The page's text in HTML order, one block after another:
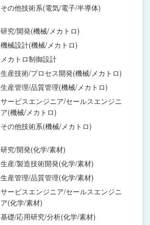
その他技術系(電気/電子/半導体)
研究/開発(機械/メカトロ)
機械設計(機械/メカトロ)
メカトロ制御設計
生産技術/プロセス開発(機械/メカトロ)
生産管理/品質管理(機械/メカトロ)
サービスエンジニア/セールスエンジニ
ア(機械/メカトロ)
その他技術系(機械/メカトロ)
研究/開発(化学/素材)
生産/製造技術開発(化学/素材)
生産管理/品質管理(化学/素材)
サービスエンジニア/セールスエンジニ
ア(化学/素材)
基礎/応用研究/分析(化学/素材)